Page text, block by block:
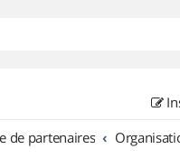
de partenaires